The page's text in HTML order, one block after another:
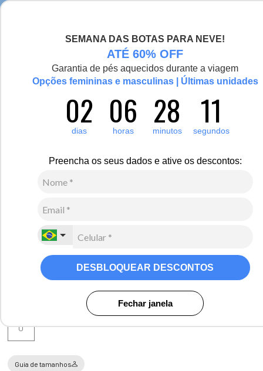
SEMANA DAS BOTAS PARA NEVE!
ATÉ 60% OFF
Garantia de pés aquecidos durante a viagem
Opções femininas e masculinas | Últimas unidades
02
dias 06
horas 28
minutos 10
segundos
Preencha os seus dados e ative os descontos:
DESBLOQUEAR DESCONTOS
Fechar janela
Vídeo
Acessórios Meia térmica
Meia Térmica Infantil para o inverno e neve Heat
00
42 sem juros
(5% OFF no PIX/Boleto)
U
Guia de tamanhos